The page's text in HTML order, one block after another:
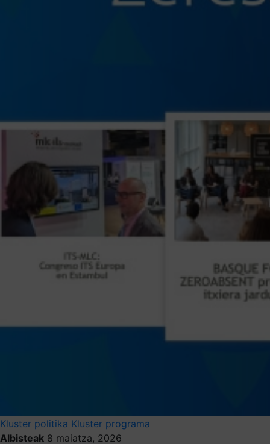
Kluster politika Kluster programa
Albisteak 8 maiatza, 2026